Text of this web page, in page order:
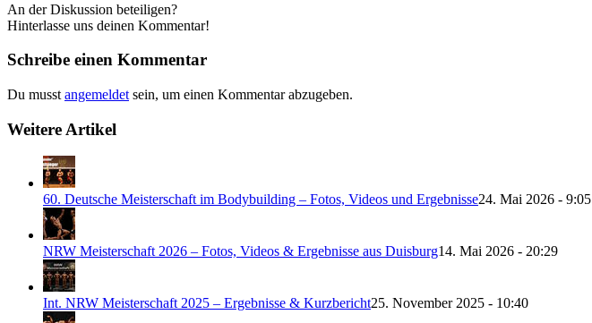
An der Diskussion beteiligen?
Hinterlasse uns deinen Kommentar!
Schreibe einen Kommentar
Du musst angemeldet sein, um einen Kommentar abzugeben.
Weitere Artikel
60. Deutsche Meisterschaft im Bodybuilding – Fotos, Videos und Ergebnisse24. Mai 2026 - 9:05
NRW Meisterschaft 2026 – Fotos, Videos & Ergebnisse aus Duisburg14. Mai 2026 - 20:29
Int. NRW Meisterschaft 2025 – Ergebnisse & Kurzbericht25. November 2025 - 10:40